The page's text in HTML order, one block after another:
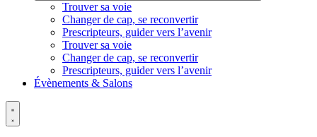
Trouver sa voie
Changer de cap, se reconvertir
Prescripteurs, guider vers l’avenir
Trouver sa voie
Changer de cap, se reconvertir
Prescripteurs, guider vers l’avenir
Évènements & Salons